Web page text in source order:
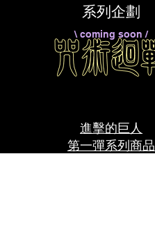
系列企劃
\ coming soon /
​進擊的巨人
​第一彈系列商品